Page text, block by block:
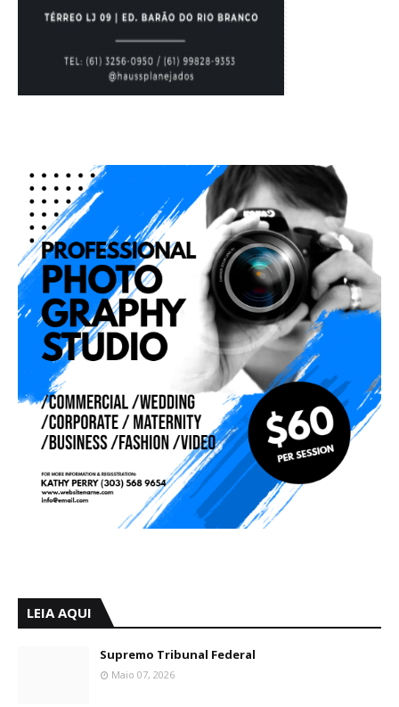
LEIA AQUI
Supremo Tribunal Federal
Maio 07, 2026